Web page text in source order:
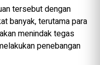
tersebut dengan
banyak, terutama para
menindak tegas
penebangan